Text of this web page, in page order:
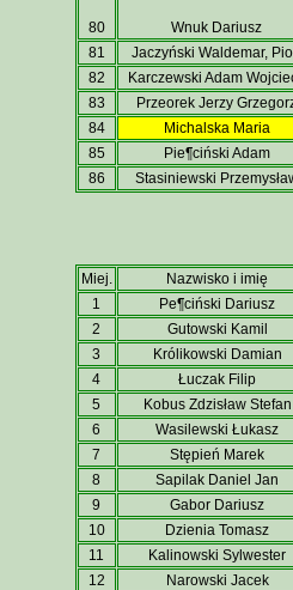
80
Wnuk Dariusz
81
Jaczyński Waldemar,
82
Karczewski Adam
83
Przeorek Jerzy
84
Michalska Maria
85
Pie¶ciński Adam
86
Stasiniewski
Miej.
Nazwisko i imię
1
Pe¶ciński Dariusz
2
Gutowski Kamil
3
Królikowski Damian
4
Łuczak Filip
5
Kobus Zdzisław Stefan
6
Wasilewski Łukasz
7
Stępień Marek
8
Sapilak Daniel Jan
9
Gabor Dariusz
10
Dzienia Tomasz
11
Kalinowski Sylwester
12
Narowski Jacek